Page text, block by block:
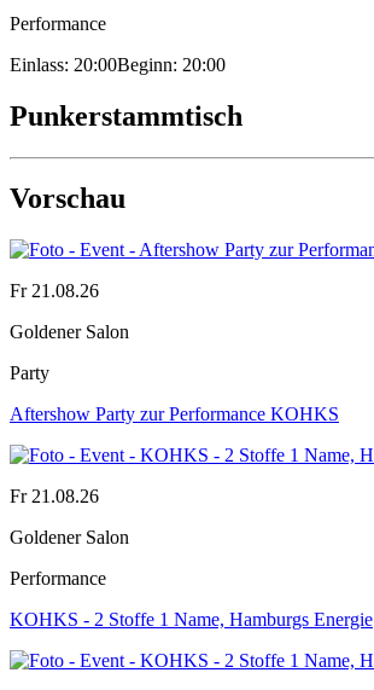
Performance
Einlass: 20:00Beginn: 20:00
Punkerstammtisch
Vorschau
Fr 21.08.26
Goldener Salon
Party
Aftershow Party zur Performance KOHKS
Fr 21.08.26
Goldener Salon
Performance
KOHKS - 2 Stoffe 1 Name, Hamburgs Energie